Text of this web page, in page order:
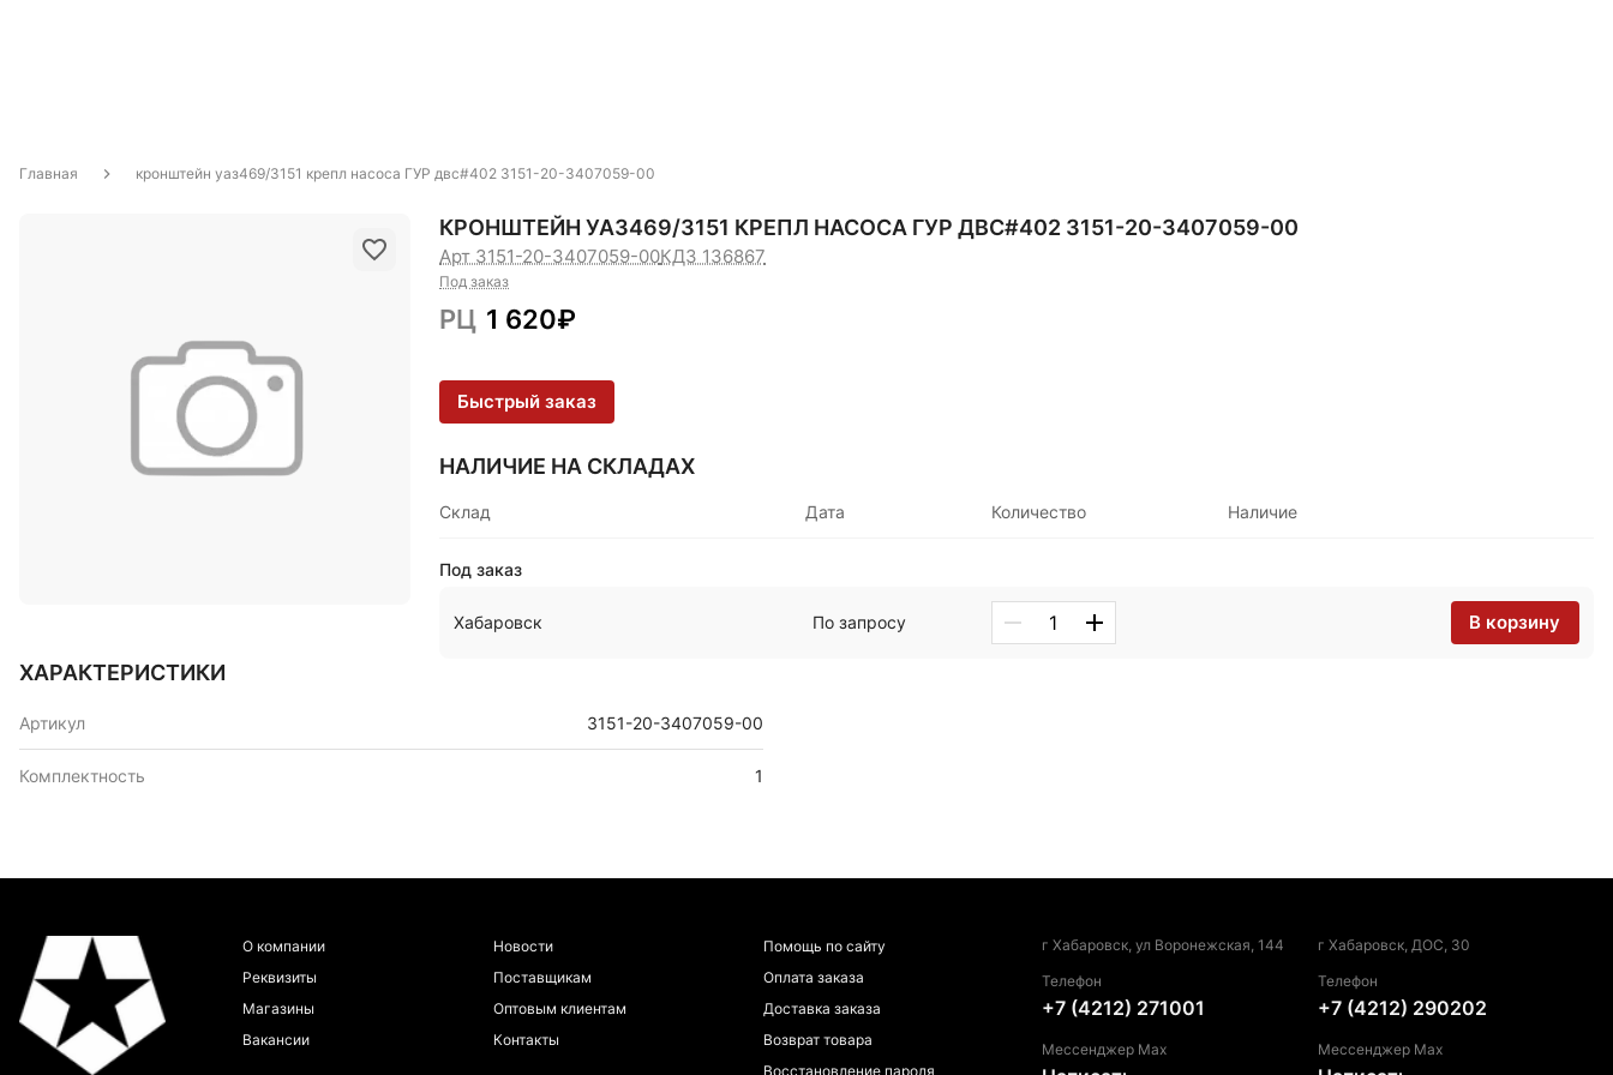
Главная кронштейн уаз469/3151 крепл насоса ГУР двс#402 3151-20-3407059-00
КРОНШТЕЙН УАЗ469/3151 КРЕПЛ НАСОСА ГУР ДВС#402 3151-20-3407059-00
Арт 3151-20-3407059-00КДЗ 136867
Под заказ
РЦ 1 620₽
Быстрый заказ
НАЛИЧИЕ НА СКЛАДАХ
Склад Дата Количество Наличие
Под заказ
Хабаровск По запросу В корзину
ХАРАКТЕРИСТИКИ
Артикул 3151-20-3407059-00
Комплектность 1
О компании
Реквизиты
Магазины
Вакансии
Новости
Поставщикам
Оптовым клиентам
Контакты
Помощь по сайту
Оплата заказа
Доставка заказа
Возврат товара
Восстановление пароля
г Хабаровск, ул Воронежская, 144
Телефон
+7 (4212) 271001
Мессенджер Max
г Хабаровск, ДОС, 30
Телефон
+7 (4212) 290202
Мессенджер Max